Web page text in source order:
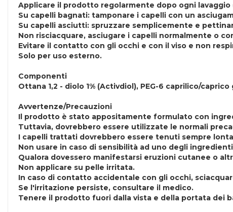
Applicare il prodotto regolarmente dopo ogni
Su capelli bagnati: tamponare i capelli con un
Su capelli asciutti: spruzzare semplicemente e
Non risciacquare, asciugare i capelli normalmente o
Evitare il contatto con gli occhi e con il viso e non
Solo per uso esterno.
Componenti
Ottana 1,2 - diolo 1% (Activdiol), PEG-6 caprilico/
Avvertenze/Precauzioni
Il prodotto è stato appositamente formulato con
Tuttavia, dovrebbero essere utilizzate le normali
I capelli trattati dovrebbero essere tenuti sempre
Non usare in caso di sensibilità ad uno degli
Qualora dovessero manifestarsi eruzioni cutanee o
Non applicare su pelle irritata.
In caso di contatto accidentale con gli occhi,
Se l'irritazione persiste, consultare il medico.
Tenere il prodotto fuori dalla vista e della portata dei